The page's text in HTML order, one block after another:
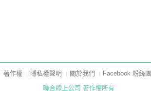
著作權 隱私權聲明 關於我們
Facebook 粉絲團
聯合線上公司 著作權所有